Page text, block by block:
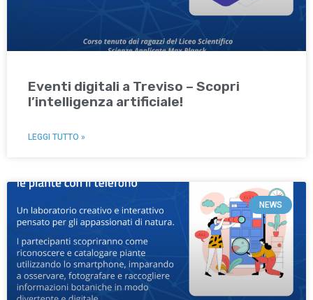
Eventi digitali a Treviso – Scopri
l’intelligenza artificiale!
LEGGI TUTTO »
NEWS